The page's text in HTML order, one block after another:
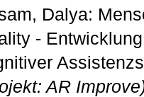
Dalya:
-
AR